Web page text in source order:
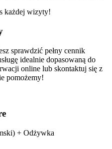
każdej wizyty!
sprawdzić pełny cennik
idealnie dopasowaną do
online lub skontaktuj się z
pomożemy!
+ Odżywka